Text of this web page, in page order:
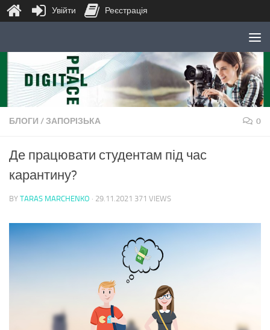
Skip to content
БЛОГИ /ЗАПОРІЗЬКА 0
Де працювати студентам під час
карантину?
BY TARAS MARCHENKO · 29.11.2021 371 VIEWS
Увійти Реєстрація